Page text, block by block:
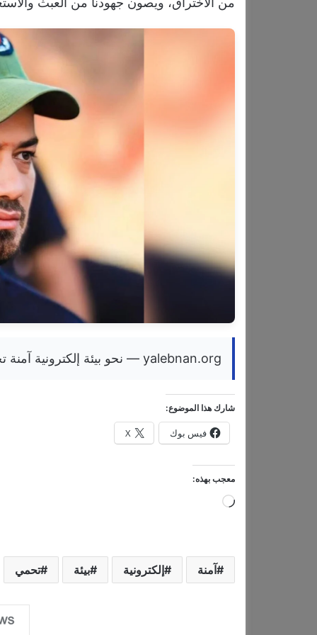
yalebnan.org — نحو بيئة إلكترونية آمنة تحمي الرسالة والناس
شارك هذا الموضوع:
فيس بوك X
معجب بهذه:
ج
ي
ا
آمنة إلكترونية بيئة تحمي